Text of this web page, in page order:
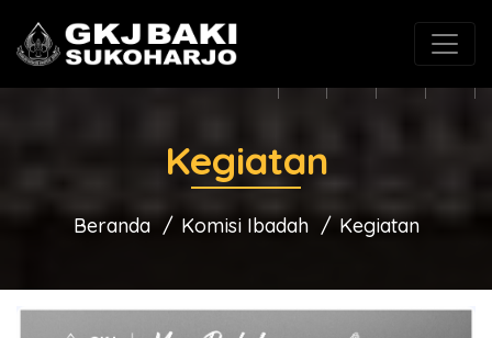
(0271) 625546 gkjbaki@gmail.com
Kegiatan
Beranda Komisi Ibadah Kegiatan